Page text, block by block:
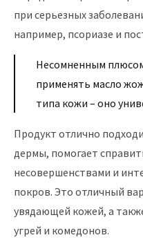
при серьезных
например, псориазе и
Несомненным
применять масло
типа кожи – оно
Продукт отлично
дермы, помогает
несовершенствами и
покров. Это отличный
увядающей кожей, а
угрей и комедонов.